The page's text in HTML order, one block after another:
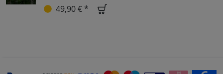
49,90 € *